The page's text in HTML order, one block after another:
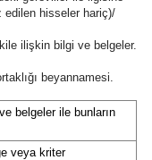
edilen hisseler hariç)/
ilişkin bilgi ve belgeler.
beyannamesi.
belgeler ile bunların
veya kriter